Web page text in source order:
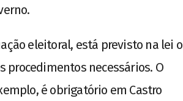
eleitoral, está previsto na lei o
procedimentos necessários. O
é obrigatório em Castro